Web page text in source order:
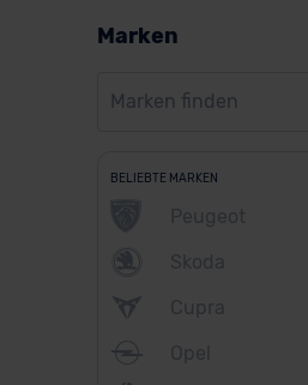
Marken
BELIEBTE MARKEN
Peugeot
Skoda
Cupra
Opel